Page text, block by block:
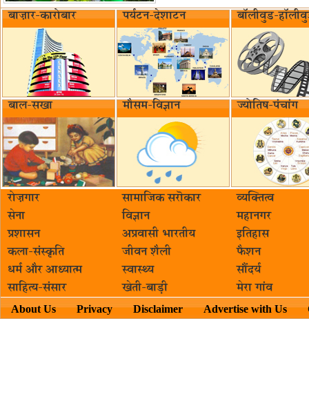
बाज़ार-कारोबार पर्यटन-देशाटन बॉलीवुड-
बाल-सखा मौसम-विज्ञान ज्योतिष-पंचांग
रोज़गार सामाजिक सरॊकार‌
व्यक्तित्व
सेना
विज्ञान
महानगर
प्रशासन
अप्रवासी भारतीय
इतिहास
कला-संस्कृति
जीवन शैली
फैशन
धर्म और आध्यात्म
स्वास्थ्य
सौंदर्य
साहित्य-संसार
खेती-बाड़ी मेरा गांव
About Us Privacy Disclaimer Advertise with Us